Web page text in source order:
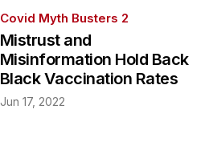
Covid Myth Busters 2
Mistrust and
Misinformation Hold Back
Black Vaccination Rates
Jun 17, 2022